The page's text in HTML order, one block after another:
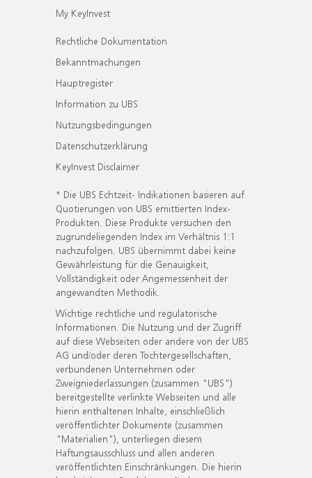
My KeyInvest
Rechtliche Dokumentation
Bekanntmachungen
Hauptregister
Information zu UBS
Nutzungsbedingungen
Datenschutzerklärung
KeyInvest Disclaimer
* Die UBS Echtzeit- Indikationen basieren auf
Quotierungen von UBS emittierten Index-
Produkten. Diese Produkte versuchen den
zugrundeliegenden Index im Verhältnis 1:1
nachzufolgen. UBS übernimmt dabei keine
Gewährleistung für die Genauigkeit,
Vollständigkeit oder Angemessenheit der
angewandten Methodik.
Wichtige rechtliche und regulatorische
Informationen. Die Nutzung und der Zugriff
auf diese Webseiten oder andere von der UBS
AG und/oder deren Tochtergesellschaften,
verbundenen Unternehmen oder
Zweigniederlassungen (zusammen "UBS")
bereitgestellte verlinkte Webseiten und alle
hierin enthaltenen Inhalte, einschließlich
veröffentlichter Dokumente (zusammen
"Materialien"), unterliegen diesem
Haftungsausschluss und allen anderen
veröffentlichten Einschränkungen. Die hierin